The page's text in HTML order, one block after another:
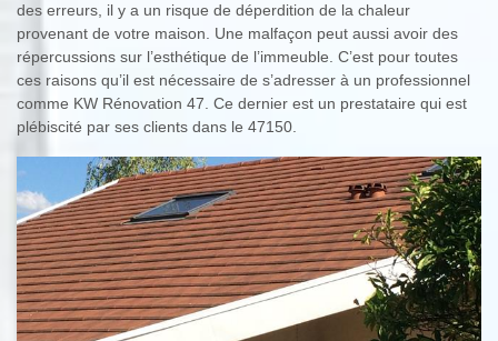
des erreurs, il y a un risque de déperdition de la chaleur
provenant de votre maison. Une malfaçon peut aussi avoir des
répercussions sur l’esthétique de l’immeuble. C’est pour toutes
ces raisons qu’il est nécessaire de s’adresser à un professionnel
comme KW Rénovation 47. Ce dernier est un prestataire qui est
plébiscité par ses clients dans le 47150.